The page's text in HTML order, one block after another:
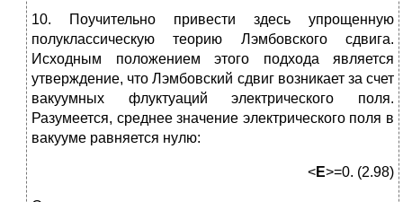
10. Поучительно привести здесь упрощенную
полуклассическую теорию Лэмбовского сдвига.
Исходным положением этого подхода является
утверждение, что Лэмбовский сдвиг возникает за счет
вакуумных флуктуаций электрического поля.
Разумеется, среднее значение электрического поля в
вакууме равняется нулю:
<E>=0. (2.98)